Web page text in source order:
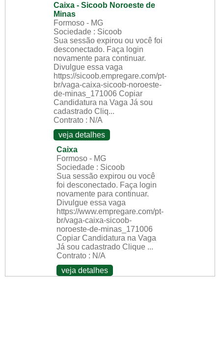
Caixa - Sicoob Noroeste de
Minas
Formoso - MG
Sociedade : Sicoob
Sua sessão expirou ou você foi
desconectado. Faça login
novamente para continuar.
Divulgue essa vaga
https://sicoob.empregare.com/pt-
br/vaga-caixa-sicoob-noroeste-
de-minas_171006 Copiar
Candidatura na Vaga Já sou
cadastrado Cliq...
Contrato : N/A
veja detalhes
Caixa
Formoso - MG
Sociedade : Sicoob
Sua sessão expirou ou você
foi desconectado. Faça login
novamente para continuar.
Divulgue essa vaga
https://www.empregare.com/pt-
br/vaga-caixa-sicoob-
noroeste-de-minas_171006
Copiar Candidatura na Vaga
Já sou cadastrado Clique ...
Contrato : N/A
veja detalhes